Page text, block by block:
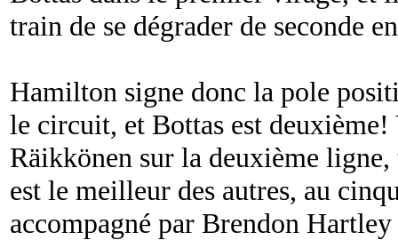
train de se dégrader de seconde
Hamilton signe donc la pole
le circuit, et Bottas est
Räikkönen sur la deuxième
est le meilleur des autres, au
accompagné par Brendon